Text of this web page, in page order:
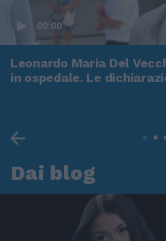
00:00
Leonardo Maria Del
in ospedale. Le
Dai blog